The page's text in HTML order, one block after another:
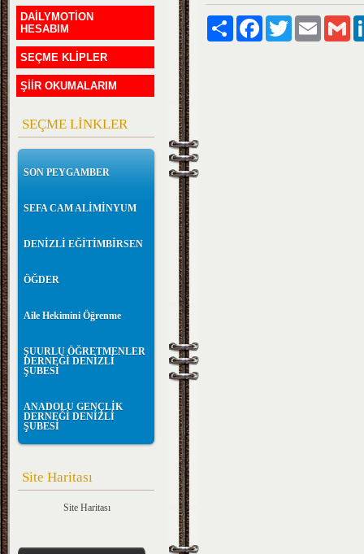
DAİLYMOTİON
HESABIM
SEÇME KLİPLER
ŞİİR OKUMALARIM
SEÇME LİNKLER
SON PEYGAMBER
SEFA CAM ALİMİNYUM
DENİZLİ EĞİTİMBİRSEN
ÖĞDER
Aile Hekimini Öğrenme
ŞUURLU ÖĞRETMENLER
DERNEĞİ DENİZLİ
ŞUBESİ
ANADOLU GENÇLİK
DERNEĞİ DENİZLİ
ŞUBESİ
Site Haritası
Site Haritası
Paylaş FacebookTwitter Email